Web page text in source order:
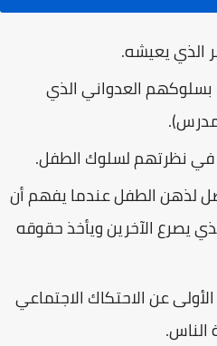
الذي يعيشه.
بسلوكهم العدواني الذي
في نظرتهم لسلوك الطفل.
لذهن الطفل عندما يفهم أن
يصرع الآخرين ويأخذ حقوقه
عن الاحتكاك الاجتماعي